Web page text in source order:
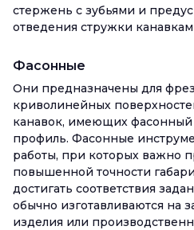
стержень с зубьями и
отведения стружки
Фасонные
Они предназначены для
криволинейных
канавок, имеющих фасонный
профиль. Фасонные
работы, при которых важно
повышенной точности
достигать соответствия
обычно изготавливаются на
изделия или